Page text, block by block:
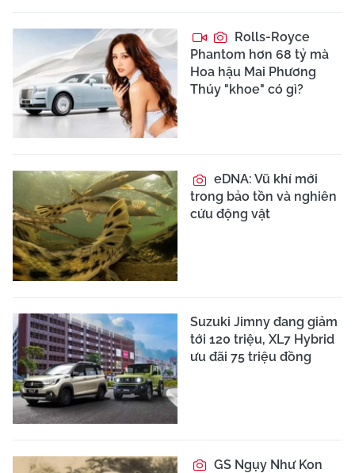
Rolls-Royce
Phantom hơn 68 tỷ mà
Hoa hậu Mai Phương
Thúy "khoe" có gì?
eDNA: Vũ khí mới
trong bảo tồn và nghiên
cứu động vật
Suzuki Jimny đang giảm
tới 120 triệu, XL7 Hybrid
ưu đãi 75 triệu đồng
GS Ngụy Như Kon